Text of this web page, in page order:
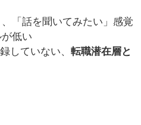
「話を聞いてみたい」感覚
低い
していない、 転職潜在層と